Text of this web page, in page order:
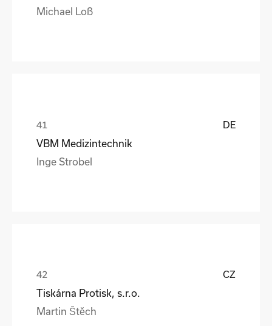
Michael Loß
DE
VBM Medizintechnik
Inge Strobel
CZ
Tiskárna Protisk, s.r.o.
Martin Štěch